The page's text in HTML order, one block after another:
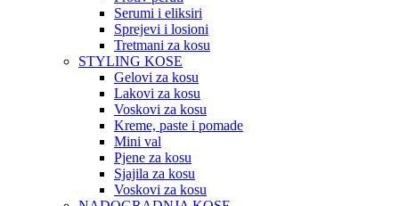
Serumi i eliksiri
Sprejevi i losioni
Tretmani za kosu
STYLING KOSE
Gelovi za kosu
Lakovi za kosu
Voskovi za kosu
Kreme, paste i pomade
Mini val
Pjene za kosu
Sjajila za kosu
Voskovi za kosu